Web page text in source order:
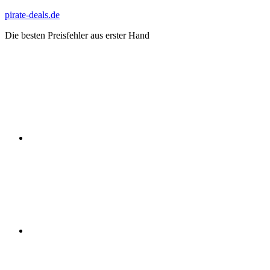
Zum
springen
pirate-deals.de
Die besten Preisfehler aus erster Hand